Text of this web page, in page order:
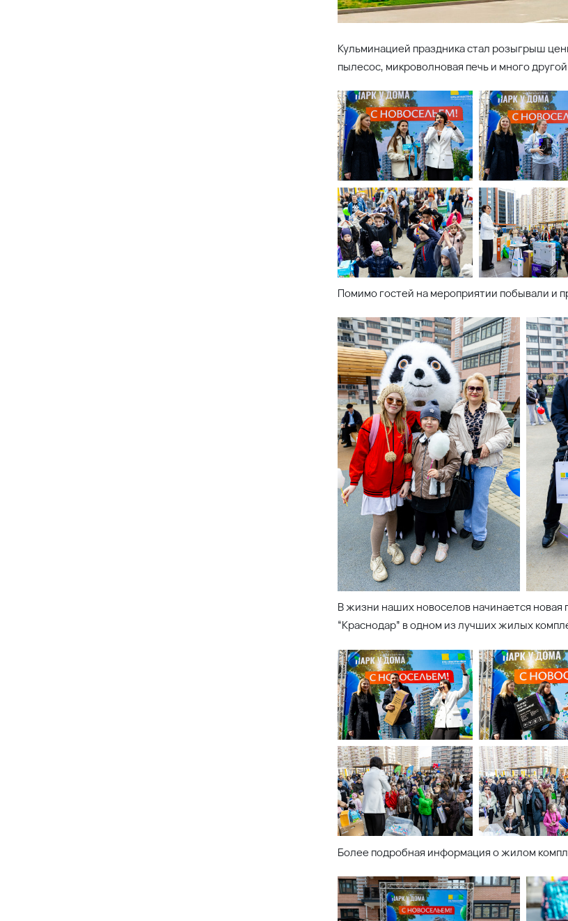
Парк у дома
Машино-места
Любая информация, представленная на данном сайте, носит исключительно информационный
характер и ни при каких условиях не является публичной офертой, определяемой положениями